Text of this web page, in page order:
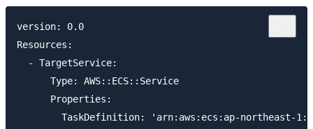
version: 0.0
Resources:
  - TargetService:
      Type: AWS::ECS::Service
      Properties:
TaskDefinition: 'arn:aws:ecs:ap-northeast-